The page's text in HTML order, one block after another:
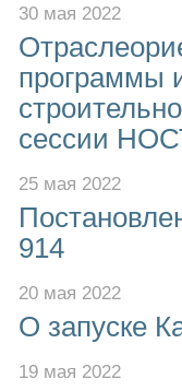
30 мая 2022
программы
сессии
25 мая 2022
914
20 мая 2022
О запуске
19 мая 2022